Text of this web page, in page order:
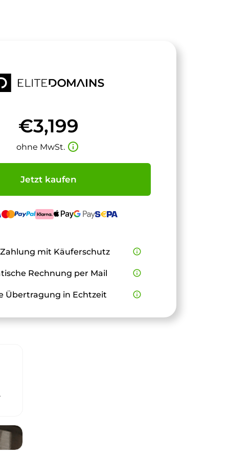
€3,199
ohne MwSt. info_outline
Jetzt kaufen
mit Käuferschutz info_outline
Rechnung per Mail info_outline
Übertragung in Echtzeit info_outline